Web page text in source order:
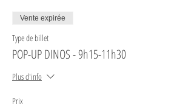
Vente expirée
Type de billet
POP-UP DINOS - 9h15-11h30
Plus d'info
Prix